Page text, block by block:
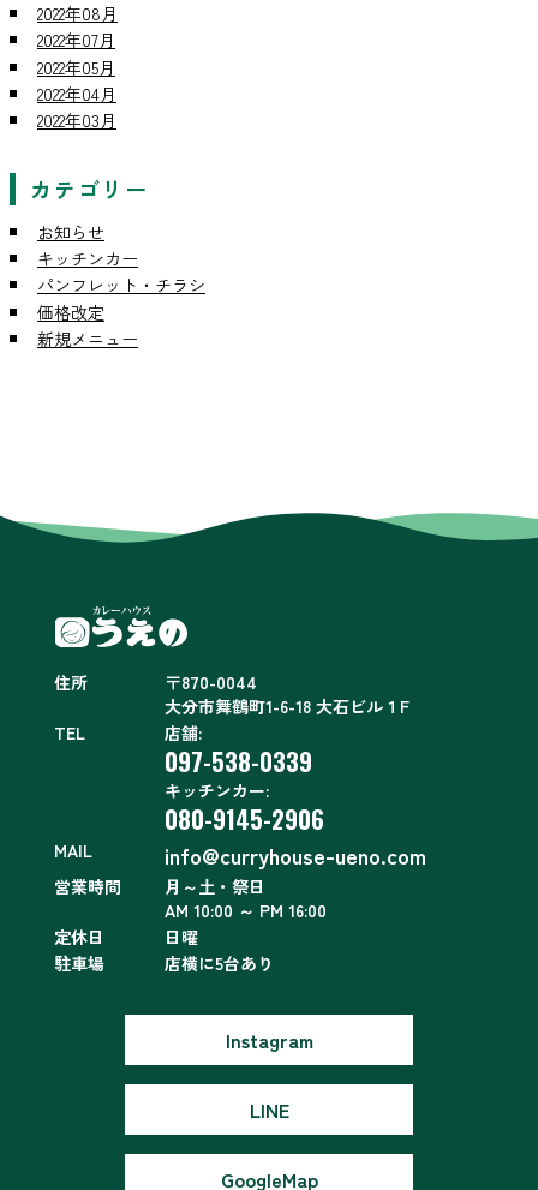
2022年08月
2022年07月
2022年05月
2022年04月
2022年03月
カテゴリー
お知らせ
キッチンカー
パンフレット・チラシ
価格改定
新規メニュー
住所
〒870-0044
大分市舞鶴町1-6-18 大石ビル１F
TEL
店舗:
097-538-0339
キッチンカー:
080-9145-2906
MAIL info@curryhouse-ueno.com
営業時間
月～土・祭日
AM 10:00 ～ PM 16:00
定休日
日曜
駐車場
店横に5台あり
Instagram
LINE
GoogleMap